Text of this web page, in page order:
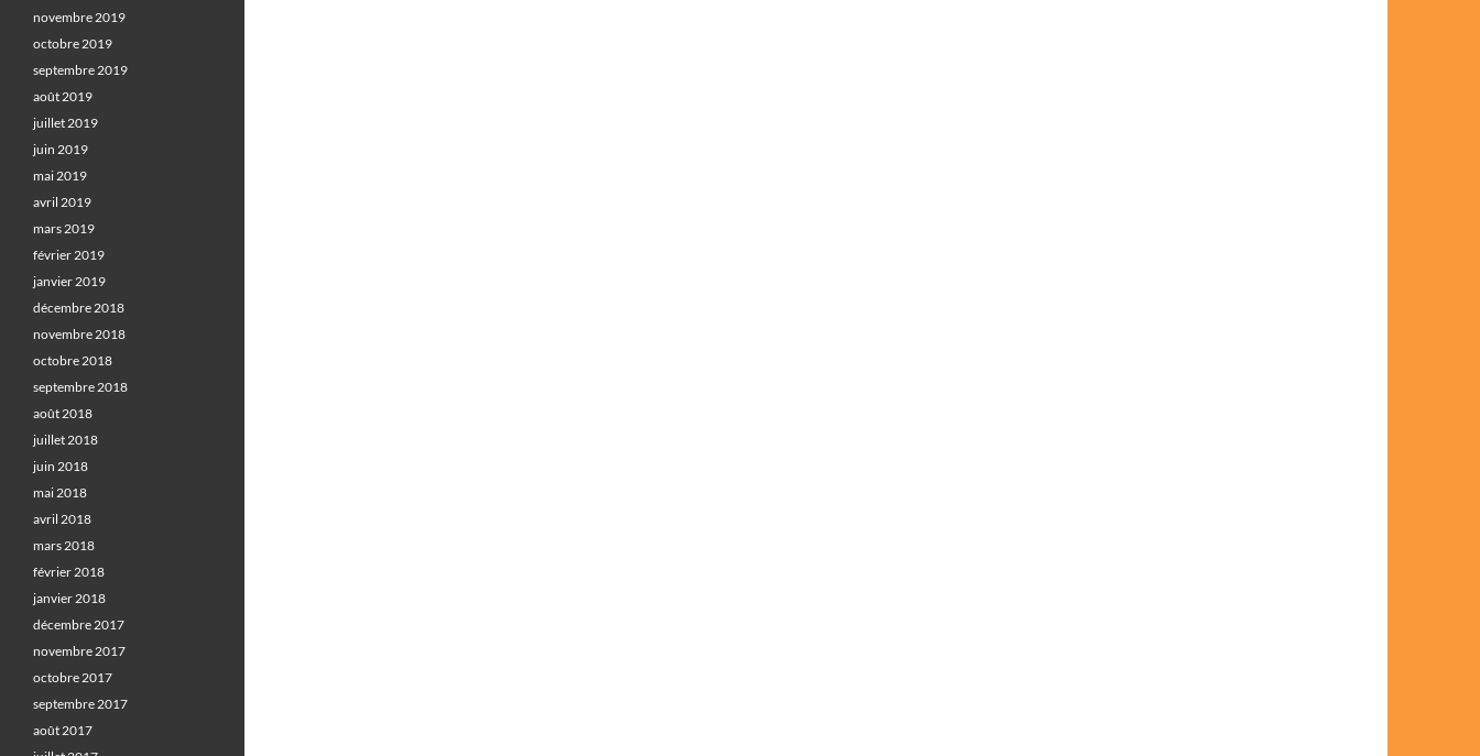
novembre 2019
octobre 2019
septembre 2019
août 2019
juillet 2019
juin 2019
mai 2019
avril 2019
mars 2019
février 2019
janvier 2019
décembre 2018
novembre 2018
octobre 2018
septembre 2018
août 2018
juillet 2018
juin 2018
mai 2018
avril 2018
mars 2018
février 2018
janvier 2018
décembre 2017
novembre 2017
octobre 2017
septembre 2017
août 2017